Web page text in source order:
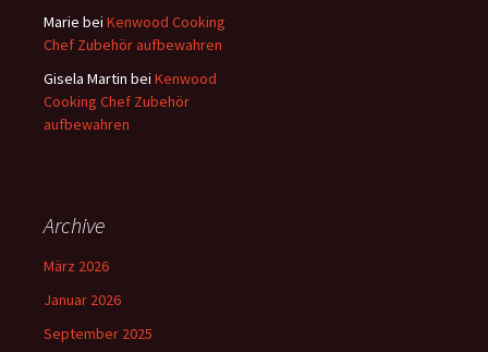
Marie bei Kenwood Cooking
Chef Zubehör aufbewahren
Gisela Martin bei Kenwood
Cooking Chef Zubehör
aufbewahren
Archive
März 2026
Januar 2026
September 2025